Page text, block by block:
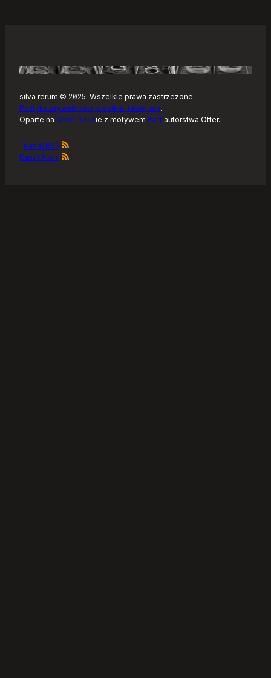
silva rerum © 2025. Wszelkie prawa zastrzeżone.
Polityka prywatności, ciastka i takie tam.
Oparte na WordPressie z motywem Raft autorstwa Otter.
Kanał RSS
Kanał Atom